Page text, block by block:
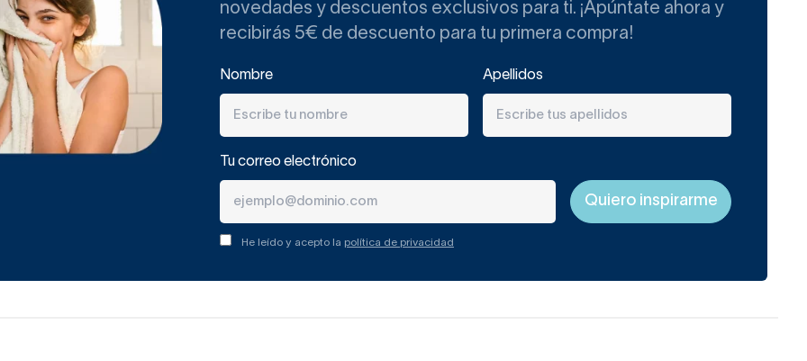
novedades y descuentos exclusivos para ti. ¡Apúntate ahora y
recibirás 5€ de descuento para tu primera compra!
Nombre Apellidos
Tu correo electrónico
He leído y acepto la política de privacidad